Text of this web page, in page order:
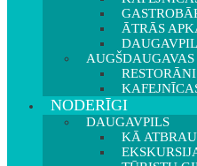
ĀTRĀS
RESTORĀNI
NODERĪGI
DAUGAVPILS
KĀ